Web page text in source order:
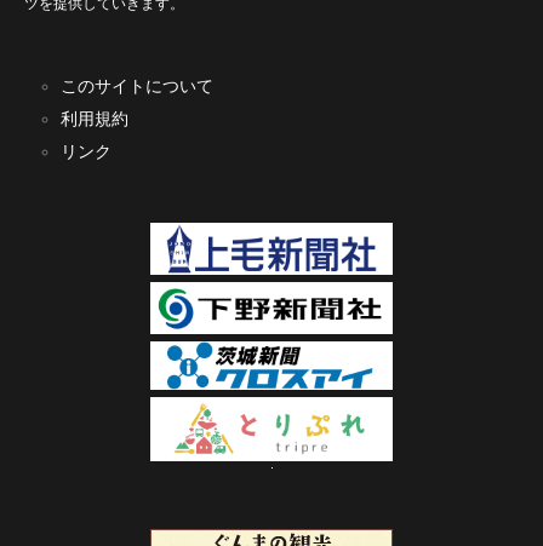
ツを提供していきます。
このサイトについて
利用規約
リンク